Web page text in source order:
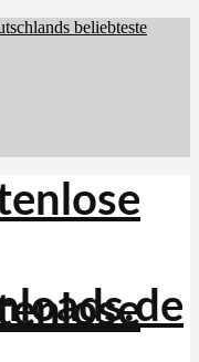
beliebteste